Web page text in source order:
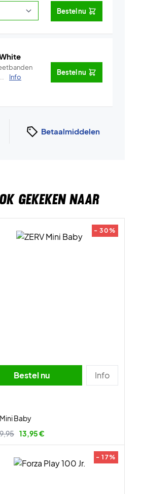
Bestel nu
Info
Bestel nu
Betaalmiddelen
GEKEKEN NAAR
- 30%
Bestel nu Info
Baby
13,95 €
- 17%